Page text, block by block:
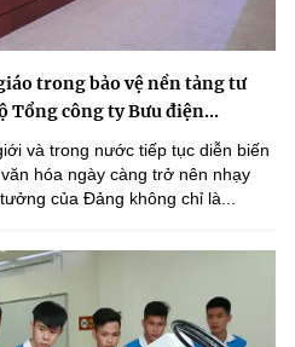
trong bảo vệ nền tảng tư
Tổng công ty Bưu điện...
và trong nước tiếp tục diễn biến
hóa ngày càng trở nên nhạy
của Đảng không chỉ là...